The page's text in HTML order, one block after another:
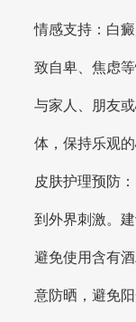
情感支持：白
致自卑、焦虑
与家人、朋友
体，保持乐观的
皮肤护理预防
到外界刺激。
避免使用含有
意防晒，避免